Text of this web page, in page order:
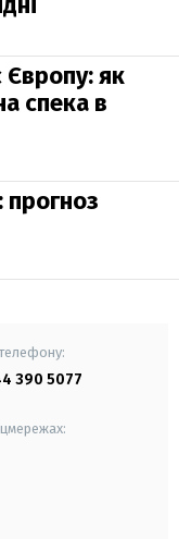
як
спека в
прогноз
390 5077